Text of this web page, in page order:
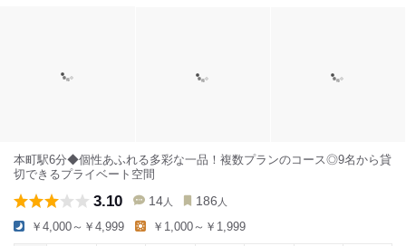
本町駅6分◆個性あふれる多彩な一品！複数プランのコース◎9名から貸
切できるプライベート空間
3.10 14 人 186 人
￥4,000～￥4,999 ￥1,000～￥1,999